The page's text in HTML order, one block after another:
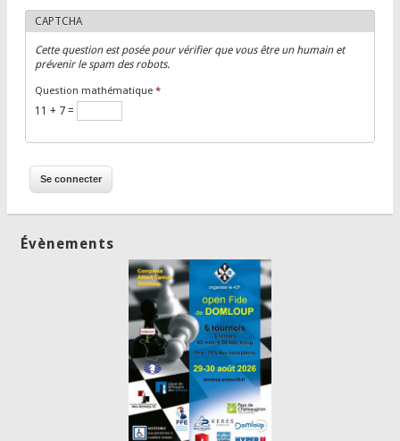
CAPTCHA
Cette question est posée pour vérifier que vous être un humain et
prévenir le spam des robots.
Question mathématique *
11 + 7 =
Évènements